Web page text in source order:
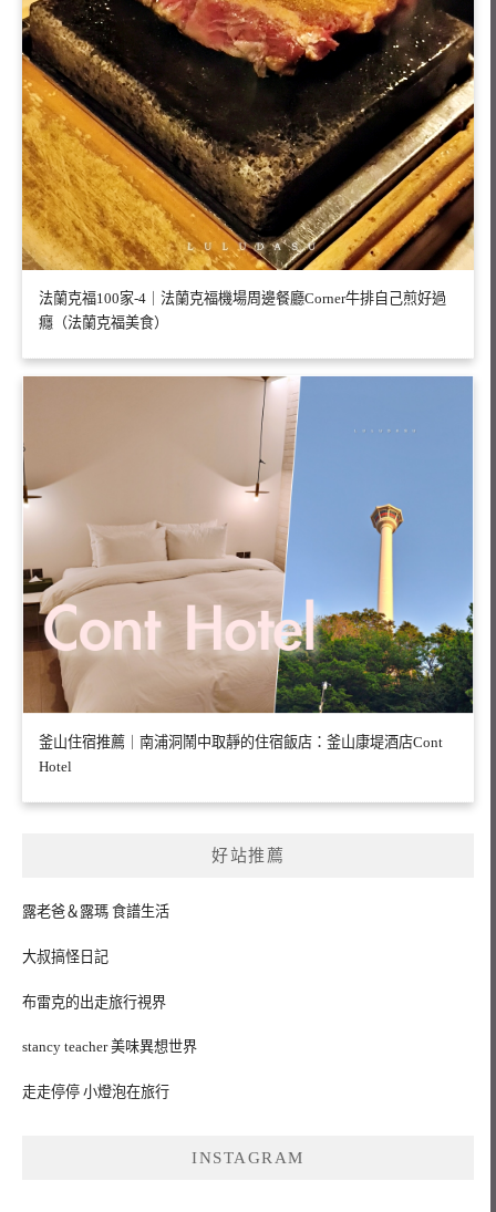
法蘭克福100家-4｜法蘭克福機場周邊餐廳Corner牛排自己煎好過
癮（法蘭克福美食）
釜山住宿推薦｜南浦洞鬧中取靜的住宿飯店：釜山康堤酒店Cont
Hotel
好站推薦
露老爸＆露瑪 食譜生活
大叔搞怪日記
布雷克的出走旅行視界
stancy teacher 美味異想世界
走走停停 小燈泡在旅行
INSTAGRAM